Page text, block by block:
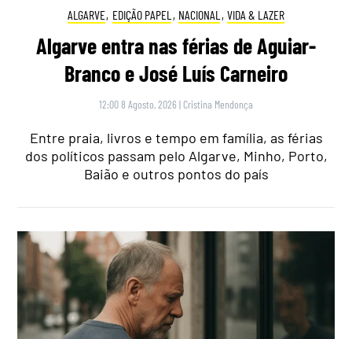
ALGARVE, EDIÇÃO PAPEL , NACIONAL , VIDA & LAZER
Algarve entra nas férias de Aguiar-
Branco e José Luís Carneiro
12:00 8 Agosto, 2026 | Cristina Mendonça
Entre praia, livros e tempo em família, as férias
dos políticos passam pelo Algarve, Minho, Porto,
Baião e outros pontos do país